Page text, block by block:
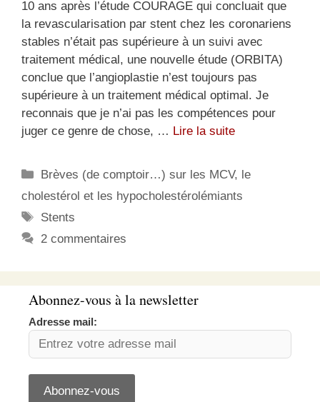
10 ans après l’étude COURAGE qui concluait que
la revascularisation par stent chez les coronariens
stables n’était pas supérieure à un suivi avec
traitement médical, une nouvelle étude (ORBITA)
conclue que l’angioplastie n’est toujours pas
supérieure à un traitement médical optimal. Je
reconnais que je n’ai pas les compétences pour
juger ce genre de chose, … Lire la suite
Catégories
Brèves (de comptoir…) sur les MCV, le
cholestérol et les hypocholestérolémiants
Étiquettes
Stents
2 commentaires
Abonnez-vous à la newsletter
Adresse mail: